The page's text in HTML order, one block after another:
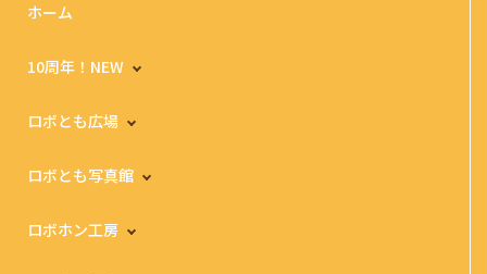
ホーム
10周年！NEW
ロボとも広場
ロボとも写真館
ロボホン工房